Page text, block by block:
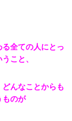
全ての人にとっ
こと、
んなことからも
ものが